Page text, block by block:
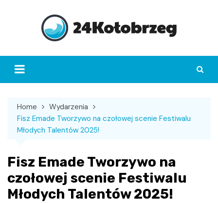
Home
Wydarzenia
Fisz Emade Tworzywo na czołowej scenie Festiwalu
Młodych Talentów 2025!
Fisz Emade Tworzywo na
czołowej scenie Festiwalu
Młodych Talentów 2025!